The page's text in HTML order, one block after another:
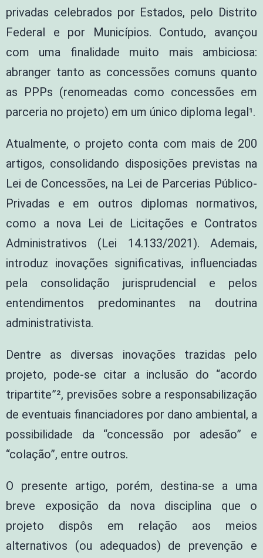
privadas celebrados por Estados, pelo Distrito
Federal e por Municípios. Contudo, avançou
com uma finalidade muito mais ambiciosa:
abranger tanto as concessões comuns quanto
as PPPs (renomeadas como concessões em
parceria no projeto) em um único diploma legal¹.
Atualmente, o projeto conta com mais de 200
artigos, consolidando disposições previstas na
Lei de Concessões, na Lei de Parcerias Público-
Privadas e em outros diplomas normativos,
como a nova Lei de Licitações e Contratos
Administrativos (Lei 14.133/2021). Ademais,
introduz inovações significativas, influenciadas
pela consolidação jurisprudencial e pelos
entendimentos predominantes na doutrina
administrativista.
Dentre as diversas inovações trazidas pelo
projeto, pode-se citar a inclusão do “acordo
tripartite”², previsões sobre a responsabilização
de eventuais financiadores por dano ambiental, a
possibilidade da “concessão por adesão” e
“colação”, entre outros.
O presente artigo, porém, destina-se a uma
breve exposição da nova disciplina que o
projeto dispôs em relação aos meios
alternativos (ou adequados) de prevenção e